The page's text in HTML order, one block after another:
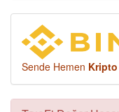
Sende Hemen